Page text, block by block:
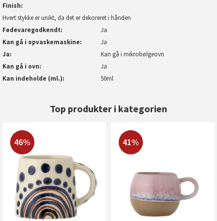
Finish
Hvert stykke er unikt, da det er dekoreret i hånden
Fødevaregodkendt
Ja
Kan gå i opvaskemaskine
Ja
Ja
Kan gå i mikrobølgeovn
Kan gå i ovn
Ja
Kan indeholde (ml.)
50ml
Top produkter i kategorien
46% 41%